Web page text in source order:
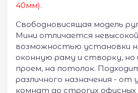
40мм).
Свободновисящая модель
Мини отличается
возможностью установки
оконную раму и створку, но
проем, на потолок.
различного назначения -
комнат до строгих офисных